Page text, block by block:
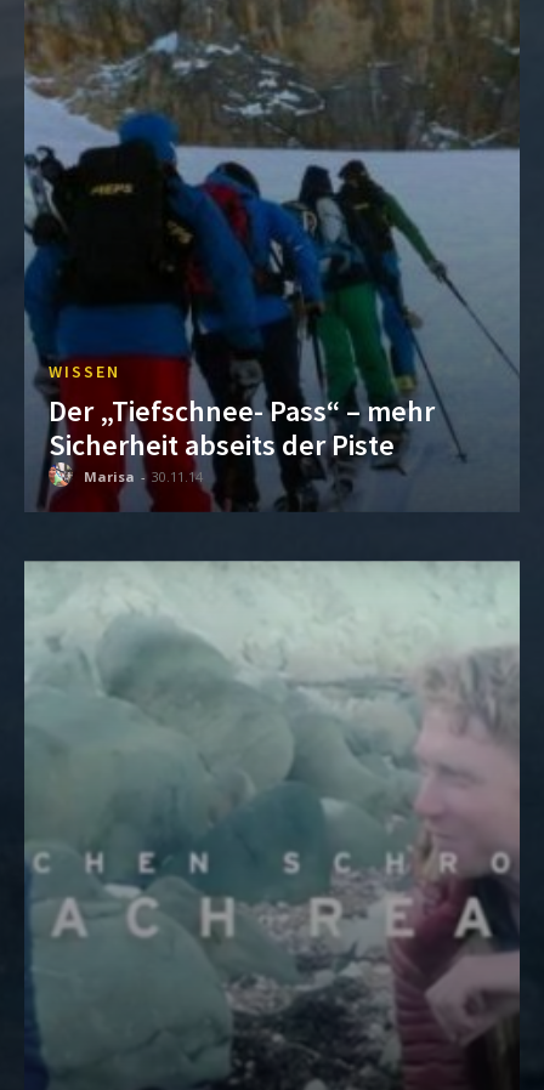
WISSEN
Der „Tiefschnee- Pass“ – mehr
Sicherheit abseits der Piste
Marisa - 30.11.14